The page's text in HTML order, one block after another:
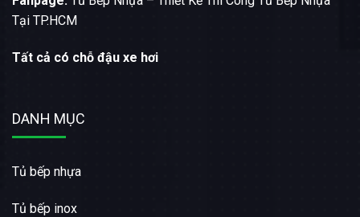
Tại TP.HCM
Tất cả có chỗ đậu xe hơi
DANH MỤC
Tủ bếp nhựa
Tủ bếp inox